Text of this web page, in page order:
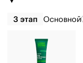
3 этап Основной